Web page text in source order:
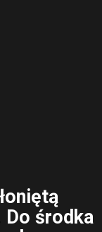
Do środka